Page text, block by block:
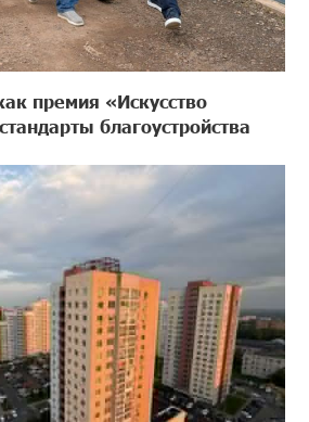
премия «Искусство
благоустройства